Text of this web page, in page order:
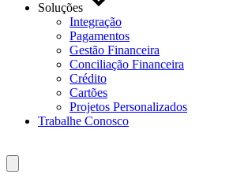
Soluções
Integração
Pagamentos
Gestão Financeira
Conciliação Financeira
Crédito
Cartões
Projetos Personalizados
Trabalhe Conosco